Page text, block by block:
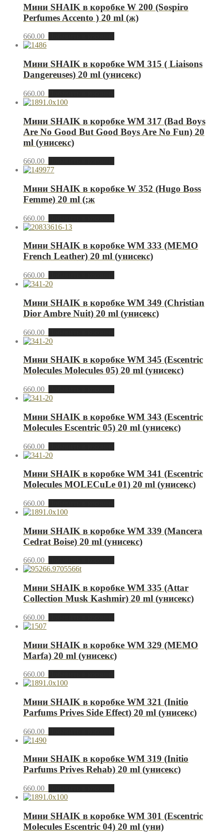
Мини SHAIK в коробке W 200 (Sospiro
Perfumes Accento ) 20 ml (ж)
660.00
Мини SHAIK в коробке WM 315 ( Liaisons
Dangereuses) 20 ml (унисекс)
660.00
Мини SHAIK в коробке WM 317 (Bad Boys
Are No Good But Good Boys Are No Fun) 20
ml (унисекс)
660.00
Мини SHAIK в коробке W 352 (Hugo Boss
Femme) 20 ml (;ж
660.00
Мини SHAIK в коробке WM 333 (MEMO
French Leather) 20 ml (унисекс)
660.00
Мини SHAIK в коробке WM 349 (Christian
Dior Ambre Nuit) 20 ml (унисекс)
660.00
Мини SHAIK в коробке WM 345 (Escentric
Molecules Molecules 05) 20 ml (унисекс)
660.00
Мини SHAIK в коробке WM 343 (Escentric
Molecules Escentric 05) 20 ml (унисекс)
660.00
Мини SHAIK в коробке WM 341 (Escentric
Molecules MOLECuLe 01) 20 ml (унисекс)
660.00
Мини SHAIK в коробке WM 339 (Mancera
Cedrat Boise) 20 ml (унисекс)
660.00
Мини SHAIK в коробке WM 335 (Attar
Collection Musk Kashmir) 20 ml (унисекс)
660.00
Мини SHAIK в коробке WM 329 (MEMO
Marfa) 20 ml (унисекс)
660.00
Мини SHAIK в коробке WM 321 (Initio
Parfums Prives Side Effect) 20 ml (унисекс)
660.00
Мини SHAIK в коробке WM 319 (Initio
Parfums Prives Rehab) 20 ml (унисекс)
660.00
Мини SHAIK в коробке WM 301 (Escentric
Molecules Escentric 04) 20 ml (уни)